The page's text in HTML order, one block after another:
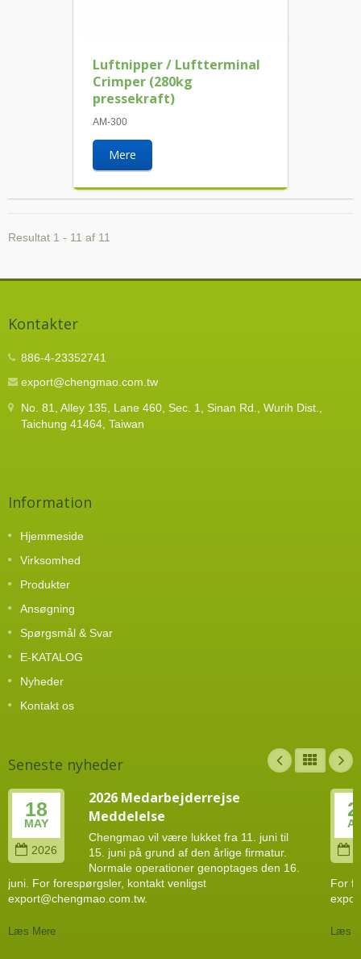
Luftnipper / Luftterminal
Crimper (280kg
pressekraft)
AM-300
Mere
Resultat 1 - 11 af 11
Kontakter
886-4-23352741
export@chengmao.com.tw
No. 81, Alley 135, Lane 460, Sec. 1, Sinan Rd., Wurih Dist.,
Taichung 41464, Taiwan
Information
Hjemmeside
Virksomhed
Produkter
Ansøgning
Spørgsmål & Svar
E-KATALOG
Nyheder
Kontakt os
Seneste nyheder
18
MAY
2026
2026 Medarbejderrejse
Meddelelse
Chengmao vil være lukket fra 11. juni til
15. juni på grund af den årlige firmatur.
Normale operationer genoptages den 16.
juni. For forespørgsler, kontakt venligst
export@chengmao.com.tw.
Læs Mere
For
Læs